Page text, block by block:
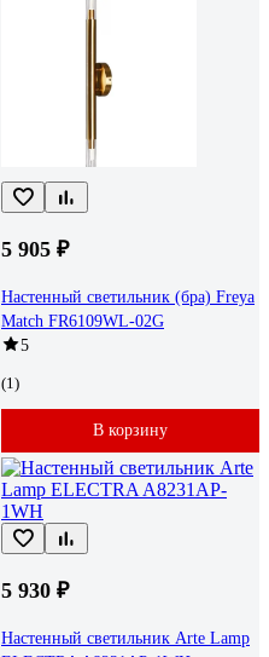
5 905 ₽
Настенный светильник (бра) Freya
Match FR6109WL-02G
5
(1)
В корзину
5 930 ₽
Настенный светильник Arte Lamp